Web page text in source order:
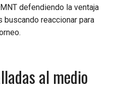
defendiendo la ventaja
reaccionar para
al medio